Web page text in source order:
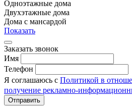
Одноэтажные дома
Двухэтажные дома
Дома с мансардой
Показать
Заказать звонок
Имя
Телефон
Я соглашаюсь с Политикой в
получение рекламно-
Отправить